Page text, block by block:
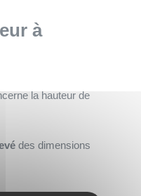
à
la hauteur de
des dimensions